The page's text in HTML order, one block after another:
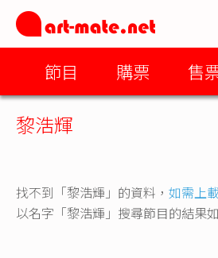
節目 購票 售
黎浩輝
找不到「黎浩輝」的資料， 如需上
以名字「黎浩輝」搜尋節目的結果